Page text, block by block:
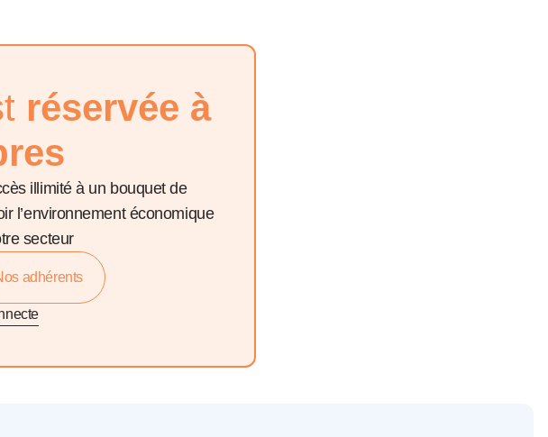
réservée à
illimité à un bouquet de
l’environnement économique
secteur
adhérents